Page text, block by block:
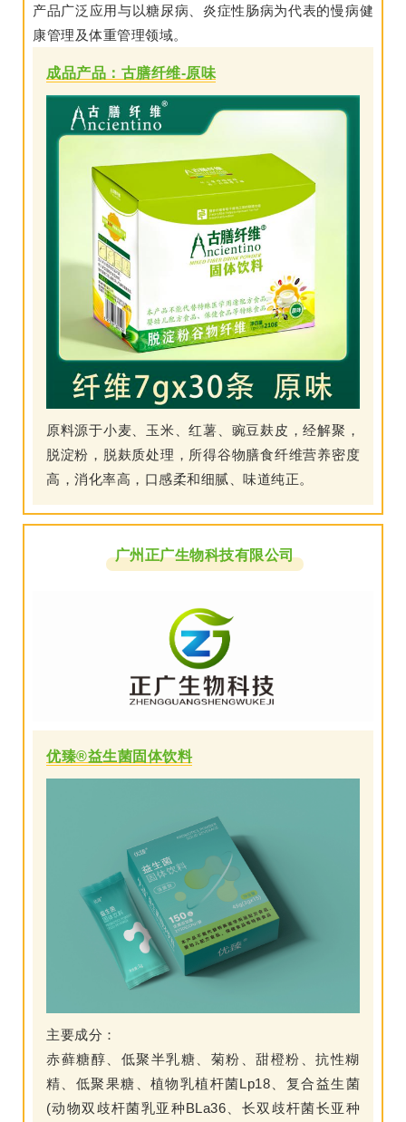
产品广泛应用与以糖尿病、炎症性肠病为代表的慢病健
康管理及体重管理领域。
成品产品：古膳纤维-原味
原料源于小麦、玉米、红薯、豌豆麸皮，经解聚，
脱淀粉，脱麸质处理，所得谷物膳食纤维营养密度
高，消化率高，口感柔和细腻、味道纯正。
广州正广生物科技有限公司
优臻®益生菌固体饮料
主要成分：
赤藓糖醇、低聚半乳糖、菊粉、甜橙粉、抗性糊
精、低聚果糖、植物乳植杆菌Lp18、复合益生菌
(动物双歧杆菌乳亚种BLa36、长双歧杆菌长亚种